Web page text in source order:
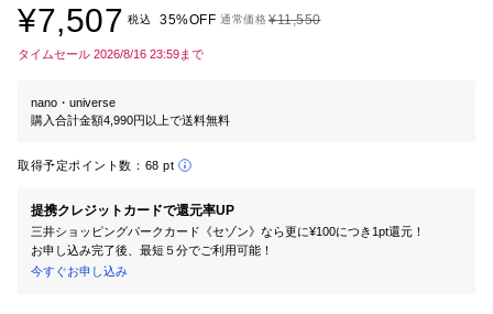
¥7,507 税込 35%OFF 通常価格¥11,550
タイムセール 2026/8/16 23:59まで
nano・universe
購入合計金額4,990円以上で送料無料
取得予定ポイント数： 68 pt
提携クレジットカードで還元率UP
三井ショッピングパークカード《セゾン》なら更に¥100につき1pt還元！
お申し込み完了後、最短５分でご利用可能！
今すぐお申し込み